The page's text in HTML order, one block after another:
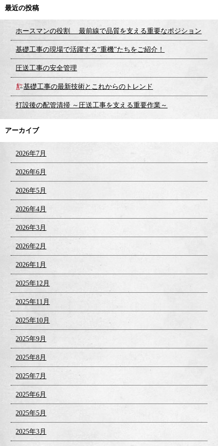
最近の投稿
ホースマンの役割 最前線で品質を支える重要なポジション
基礎工事の現場で活躍する“重機”たちをご紹介！
圧送工事の安全管理
基礎工事の最新技術とこれからのトレンド
打設後の配管清掃 ～圧送工事を支える重要作業～
アーカイブ
2026年7月
2026年6月
2026年5月
2026年4月
2026年3月
2026年2月
2026年1月
2025年12月
2025年11月
2025年10月
2025年9月
2025年8月
2025年7月
2025年6月
2025年5月
2025年3月